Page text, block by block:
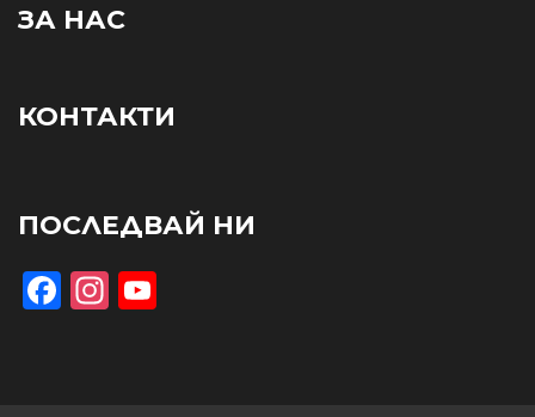
ЗА НАС
КОНТАКТИ
ПОСЛЕДВАЙ НИ
Facebook
Instagram